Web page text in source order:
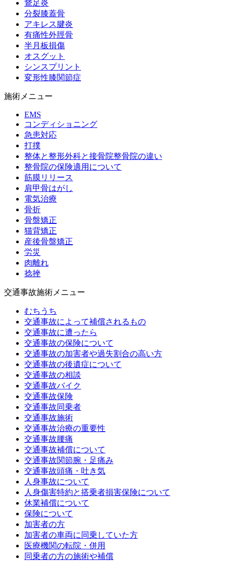
鵞足炎
分裂膝蓋骨
アキレス腱炎
有痛性外脛骨
半月板損傷
オスグット
シンスプリント
変形性膝関節症
施術メニュー
EMS
コンディショニング
急患対応
打撲
整体と整形外科と接骨院整骨院の違い
整骨院の保険適用について
筋膜リリース
肩甲骨はがし
電気治療
骨折
骨盤矯正
猫背矯正
産後骨盤矯正
労災
肉離れ
捻挫
交通事故施術メニュー
むちうち
交通事故によって補償されるもの
交通事故に遭ったら
交通事故の保険について
交通事故の加害者や過失割合の高い方
交通事故の後遺症について
交通事故の相談
交通事故バイク
交通事故保険
交通事故同乗者
交通事故施術
交通事故治療の重要性
交通事故腰痛
交通事故補償について
交通事故関節腕・足痛み
交通事故頭痛・吐き気
人身事故について
人身傷害特約と搭乗者損害保険について
休業補償について
保険について
加害者の方
加害者の車両に同乗していた方
医療機関の転院・併用
同乗者の方の施術や補償